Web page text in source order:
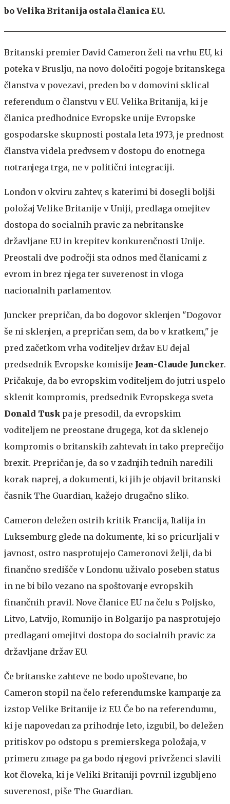
bo Velika Britanija ostala članica EU.
Britanski premier David Cameron želi na vrhu EU, ki
poteka v Bruslju, na novo določiti pogoje britanskega
članstva v povezavi, preden bo v domovini sklical
referendum o članstvu v EU. Velika Britanija, ki je
članica predhodnice Evropske unije Evropske
gospodarske skupnosti postala leta 1973, je prednost
članstva videla predvsem v dostopu do enotnega
notranjega trga, ne v politični integraciji.
London v okviru zahtev, s katerimi bi dosegli boljši
položaj Velike Britanije v Uniji, predlaga omejitev
dostopa do socialnih pravic za nebritanske
državljane EU in krepitev konkurenčnosti Unije.
Preostali dve področji sta odnos med članicami z
evrom in brez njega ter suverenost in vloga
nacionalnih parlamentov.
Juncker prepričan, da bo dogovor sklenjen "Dogovor
še ni sklenjen, a prepričan sem, da bo v kratkem," je
pred začetkom vrha voditeljev držav EU dejal
predsednik Evropske komisije Jean-Claude Juncker.
Pričakuje, da bo evropskim voditeljem do jutri uspelo
sklenit kompromis, predsednik Evropskega sveta
Donald Tusk pa je presodil, da evropskim
voditeljem ne preostane drugega, kot da sklenejo
kompromis o britanskih zahtevah in tako preprečijo
brexit. Prepričan je, da so v zadnjih tednih naredili
korak naprej, a dokumenti, ki jih je objavil britanski
časnik The Guardian, kažejo drugačno sliko.
Cameron deležen ostrih kritik Francija, Italija in
Luksemburg glede na dokumente, ki so pricurljali v
javnost, ostro nasprotujejo Cameronovi želji, da bi
finančno središče v Londonu uživalo poseben status
in ne bi bilo vezano na spoštovanje evropskih
finančnih pravil. Nove članice EU na čelu s Poljsko,
Litvo, Latvijo, Romunijo in Bolgarijo pa nasprotujejo
predlagani omejitvi dostopa do socialnih pravic za
državljane držav EU.
Če britanske zahteve ne bodo upoštevane, bo
Cameron stopil na čelo referendumske kampanje za
izstop Velike Britanije iz EU. Če bo na referendumu,
ki je napovedan za prihodnje leto, izgubil, bo deležen
pritiskov po odstopu s premierskega položaja, v
primeru zmage pa ga bodo njegovi privrženci slavili
kot človeka, ki je Veliki Britaniji povrnil izgubljeno
suverenost, piše The Guardian.